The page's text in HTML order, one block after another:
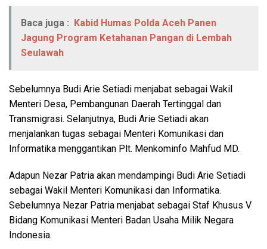
Baca juga : Kabid Humas Polda Aceh Panen
Jagung Program Ketahanan Pangan di Lembah
Seulawah
Sebelumnya Budi Arie Setiadi menjabat sebagai Wakil
Menteri Desa, Pembangunan Daerah Tertinggal dan
Transmigrasi. Selanjutnya, Budi Arie Setiadi akan
menjalankan tugas sebagai Menteri Komunikasi dan
Informatika menggantikan Plt. Menkominfo Mahfud MD.
Adapun Nezar Patria akan mendampingi Budi Arie Setiadi
sebagai Wakil Menteri Komunikasi dan Informatika.
Sebelumnya Nezar Patria menjabat sebagai Staf Khusus V
Bidang Komunikasi Menteri Badan Usaha Milik Negara
Indonesia.